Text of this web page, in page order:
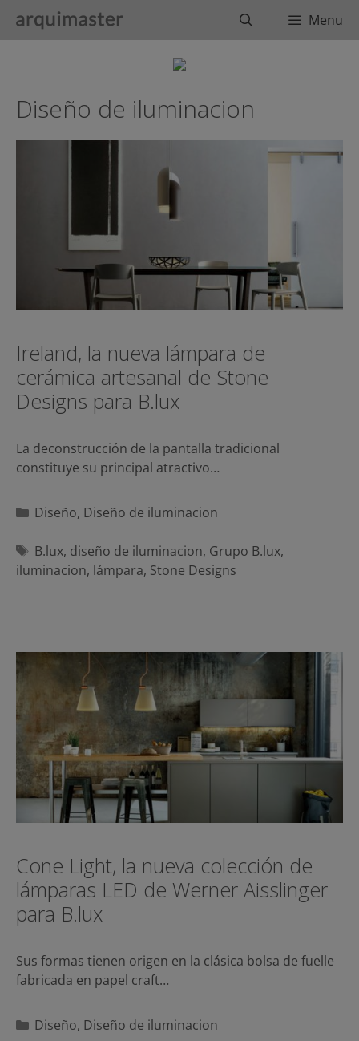
BuscarMenu
Diseño de iluminacion
Ireland, la nueva lámpara de
cerámica artesanal de Stone
Designs para B.lux
La deconstrucción de la pantalla tradicional
constituye su principal atractivo…
Categorías
Diseño, Diseño de iluminacion
Etiquetas
B.lux, diseño de iluminacion, Grupo B.lux,
iluminacion, lámpara, Stone Designs
Cone Light, la nueva colección de
lámparas LED de Werner Aisslinger
para B.lux
Sus formas tienen origen en la clásica bolsa de fuelle
fabricada en papel craft…
Categorías
Diseño, Diseño de iluminacion